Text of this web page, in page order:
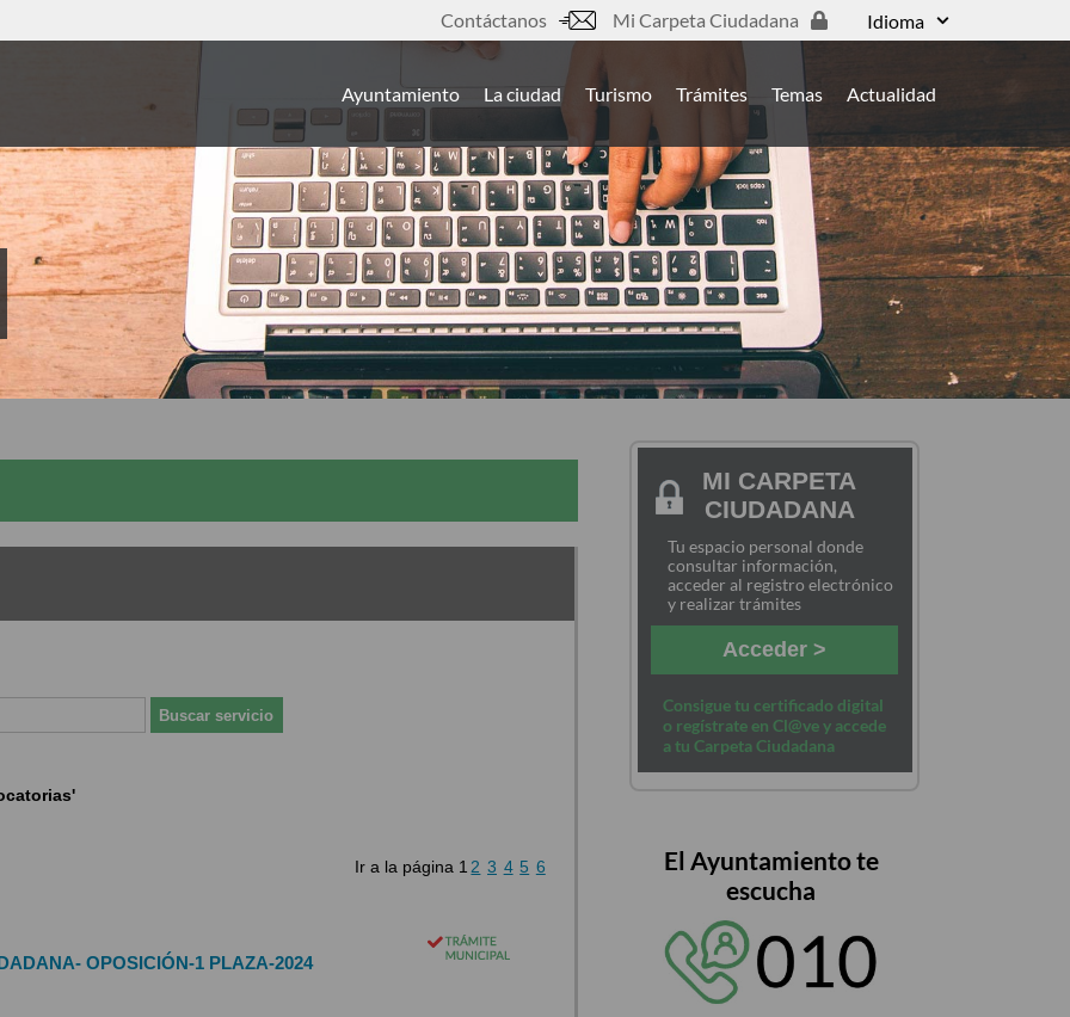
Contáctanos Mi Carpeta Ciudadana Idioma
Ayuntamiento La ciudad Turismo Trámites Temas Actualidad
Ir a la página 1 2 3 4 5 6
OPOSICIÓN-1 PLAZA-2024
MI CARPETA
CIUDADANA
Tu espacio personal donde
consultar información,
acceder al registro electrónico
y realizar trámites
Acceder >
Consigue tu certificado digital
o regístrate en Cl@ve y accede
a tu Carpeta Ciudadana
El Ayuntamiento te
escucha